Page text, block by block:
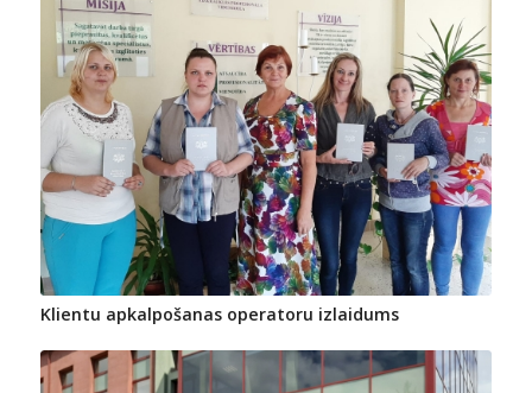
Klientu apkalpošanas operatoru izlaidums